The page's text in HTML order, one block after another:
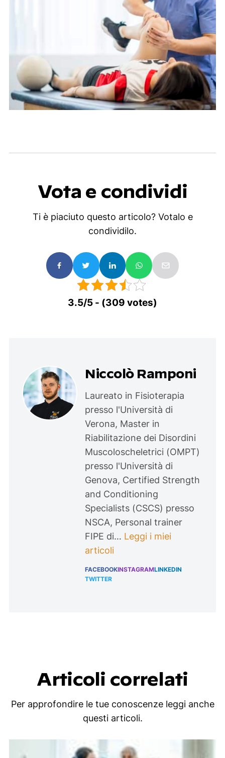
Vota e condividi
Ti è piaciuto questo articolo? Votalo e
condividilo.
3.5/5 - (309 votes)
Niccolò Ramponi
Laureato in Fisioterapia
presso l'Università di
Verona, Master in
Riabilitazione dei Disordini
Muscoloscheletrici (OMPT)
presso l'Università di
Genova, Certified Strength
and Conditioning
Specialists (CSCS) presso
NSCA, Personal trainer
FIPE di… Leggi i miei
articoli
FACEBOOKINSTAGRAMLINKEDIN
TWITTER
Articoli correlati
Per approfondire le tue conoscenze leggi anche
questi articoli.